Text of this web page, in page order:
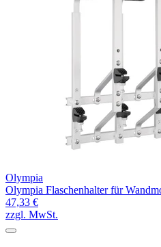
Olympia
Olympia Flaschenhalter für
47,33 €
zzgl. MwSt.